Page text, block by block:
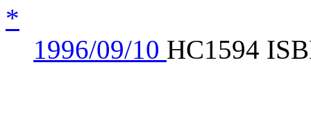
*
1996/09/10 HC1594